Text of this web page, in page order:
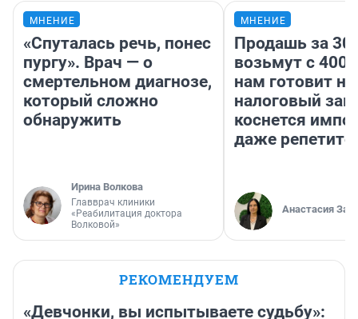
МНЕНИЕ
«Спуталась речь, понес
пургу». Врач — о
смертельном диагнозе,
который сложно
обнаружить
Ирина Волкова
Главврач клиники
«Реабилитация доктора
Волковой»
МНЕНИЕ
Продашь за
возьмут с
нам готовит
налоговый
коснется
даже
Анастасия
РЕКОМЕНДУЕМ
«Девчонки, вы испытываете судьбу»: